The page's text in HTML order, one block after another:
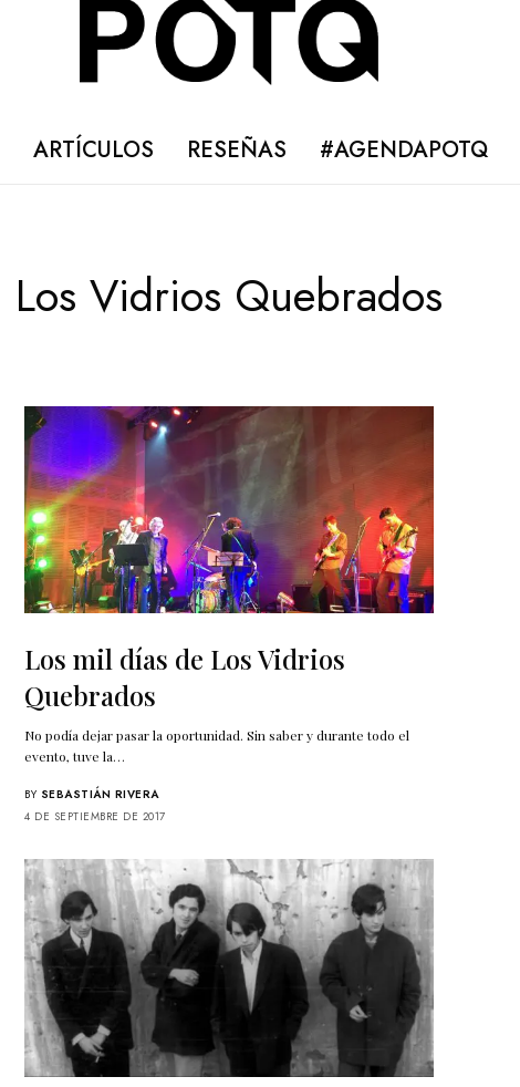
ARTÍCULOS RESEÑAS #AGENDAPOTQ
Los Vidrios Quebrados
Los mil días de Los Vidrios
Quebrados
No podía dejar pasar la oportunidad. Sin saber y durante todo el
evento, tuve la…
BY SEBASTIÁN RIVERA
4 DE SEPTIEMBRE DE 2017